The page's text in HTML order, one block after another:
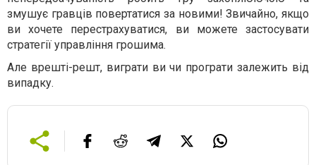
змушує гравців повертатися за новими! Звичайно, якщо
ви хочете перестрахуватися, ви можете застосувати
стратегії управління грошима.
Але врешті-решт, виграти ви чи програти залежить від
випадку.